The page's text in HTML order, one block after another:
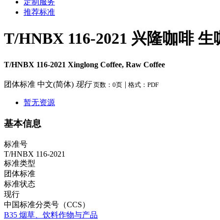
定制服务
推荐标准
T/HNBX 116-2021 兴隆咖啡 生
T/HNBX 116-2021 Xinglong Coffee, Raw Coffee
团体标准 中文(简体) 现行 页数：0页 | 格式：PDF
暂无资源
基本信息
标准号
T/HNBX 116-2021
标准类型
团体标准
标准状态
现行
中国标准分类号（CCS）
B35 烟草、饮料作物与产品